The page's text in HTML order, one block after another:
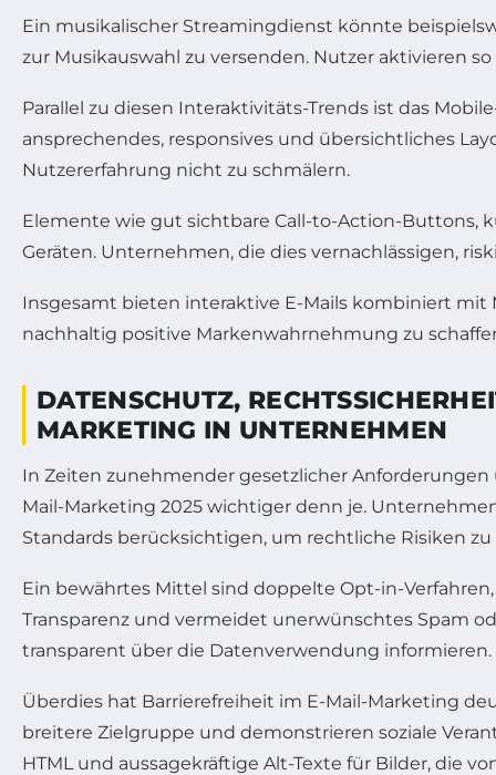
Ein musikalischer Streamingdienst könnte
zur Musikauswahl zu versenden. Nutzer aktivieren
Parallel zu diesen Interaktivitäts-Trends ist das
ansprechendes, responsives und übersichtliches
Nutzererfahrung nicht zu schmälern.
Elemente wie gut sichtbare Call-to-Action-Buttons,
Geräten. Unternehmen, die dies vernachlässigen,
Insgesamt bieten interaktive E-Mails kombiniert
nachhaltig positive Markenwahrnehmung zu
DATENSCHUTZ,
MARKETING IN UNTERNEHMEN
In Zeiten zunehmender gesetzlicher
Mail-Marketing 2025 wichtiger denn je.
Standards berücksichtigen, um rechtliche Risiken
Ein bewährtes Mittel sind doppelte Opt-in-
Transparenz und vermeidet unerwünschtes Spam
transparent über die Datenverwendung informieren.
Überdies hat Barrierefreiheit im E-Mail-Marketing
breitere Zielgruppe und demonstrieren soziale
HTML und aussagekräftige Alt-Texte für Bilder, die